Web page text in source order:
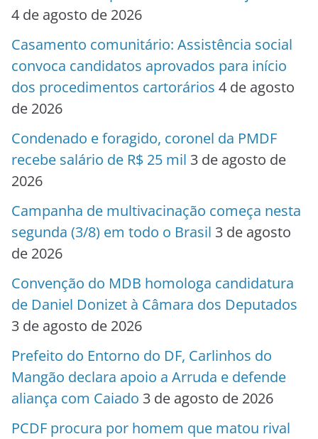
4 de agosto de 2026
Casamento comunitário: Assistência social
convoca candidatos aprovados para início
dos procedimentos cartorários 4 de agosto
de 2026
Condenado e foragido, coronel da PMDF
recebe salário de R$ 25 mil 3 de agosto de
2026
Campanha de multivacinação começa nesta
segunda (3/8) em todo o Brasil 3 de agosto
de 2026
Convenção do MDB homologa candidatura
de Daniel Donizet à Câmara dos Deputados
3 de agosto de 2026
Prefeito do Entorno do DF, Carlinhos do
Mangão declara apoio a Arruda e defende
aliança com Caiado 3 de agosto de 2026
PCDF procura por homem que matou rival